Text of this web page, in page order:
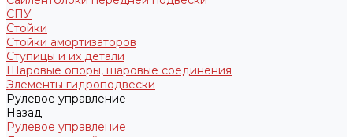
СПУ
Стойки
Стойки амортизаторов
Ступицы и их детали
Шаровые опоры, шаровые соединения
Элементы гидроподвески
Рулевое управление
Назад
Рулевое управление